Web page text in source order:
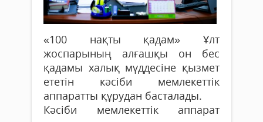
«100 нақты қадам» Ұлт
жоспарының алғашқы он бес
қадамы халық мүддесіне қызмет
ететін кәсіби мемлекеттік
аппаратты құрудан басталады.
Кәсіби мемлекеттік аппарат